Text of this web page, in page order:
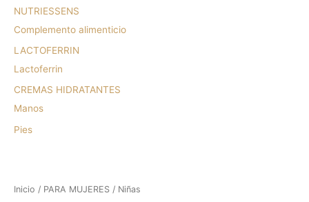
NUTRIESSENS
Complemento alimenticio
LACTOFERRIN
Lactoferrin
CREMAS HIDRATANTES
Manos
Pies
Inicio / PARA MUJERES / Niñas